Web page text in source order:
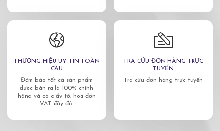
THƯƠNG HIỆU UY TÍN TOÀN
CẦU
Đảm bảo tất cả sản phẩm
được bán ra là 100% chính
hãng và có giấy tờ, hoá đơn
VAT đầy đủ.
TRA CỨU ĐƠN HÀNG TRỰC
TUYẾN
Tra cứu đơn hàng trực tuyến